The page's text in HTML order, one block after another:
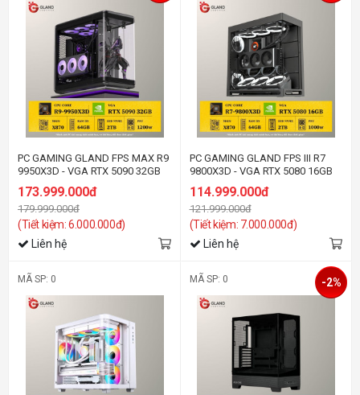
PC GAMING GLAND FPS MAX R9
9950X3D - VGA RTX 5090 32GB
173.999.000đ
179.999.000đ
(Tiết kiệm: 6.000.000đ)
Liên hệ
PC GAMING GLAND FPS III R7
9800X3D - VGA RTX 5080 16GB
114.999.000đ
121.999.000đ
(Tiết kiệm: 7.000.000đ)
Liên hệ
MÃ SP: 0 MÃ SP: 0 -2%